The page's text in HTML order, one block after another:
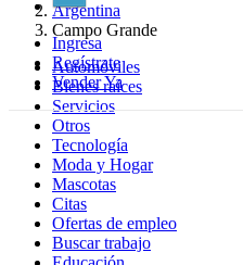
Ingresa
Regístrate
Vender Ya
Argentina
Campo Grande
Automóviles
Bienes raíces
Servicios
Otros
Tecnología
Moda y Hogar
Mascotas
Citas
Ofertas de empleo
Buscar trabajo